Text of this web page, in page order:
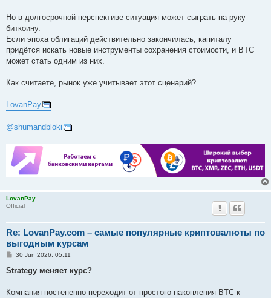
Но в долгосрочной перспективе ситуация может сыграть на руку
биткоину.
Если эпоха облигаций действительно закончилась, капиталу
придётся искать новые инструменты сохранения стоимости, и BTC
может стать одним из них.
Как считаете, рынок уже учитывает этот сценарий?
LovanPay
@shumandbloki
LovanPay
Official
Re: LovanPay.com – самые популярные криптовалюты по
выгодным курсам
P
s
30 Jun 2026, 05:11
Strategy меняет курс?
Компания постепенно переходит от простого накопления BTC к